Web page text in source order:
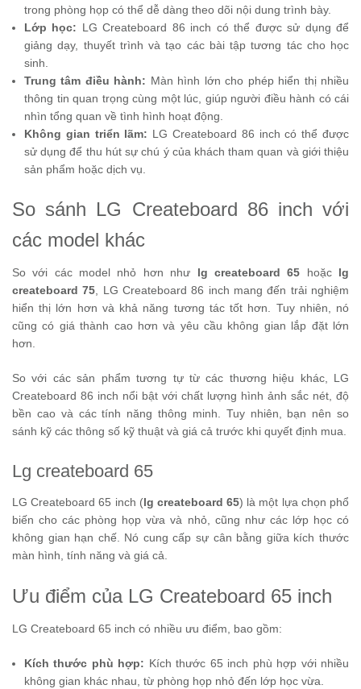
trong phòng họp có thể dễ dàng theo dõi nội dung trình bày.
Lớp học: LG Createboard 86 inch có thể được sử dụng để
giảng dạy, thuyết trình và tạo các bài tập tương tác cho học
sinh.
Trung tâm điều hành: Màn hình lớn cho phép hiển thị nhiều
thông tin quan trọng cùng một lúc, giúp người điều hành có cái
nhìn tổng quan về tình hình hoạt động.
Không gian triển lãm: LG Createboard 86 inch có thể được
sử dụng để thu hút sự chú ý của khách tham quan và giới thiệu
sản phẩm hoặc dịch vụ.
So sánh LG Createboard 86 inch với
các model khác
So với các model nhỏ hơn như lg createboard 65 hoặc lg
createboard 75 , LG Createboard 86 inch mang đến trải nghiệm
hiển thị lớn hơn và khả năng tương tác tốt hơn. Tuy nhiên, nó
cũng có giá thành cao hơn và yêu cầu không gian lắp đặt lớn
hơn.
So với các sản phẩm tương tự từ các thương hiệu khác, LG
Createboard 86 inch nổi bật với chất lượng hình ảnh sắc nét, độ
bền cao và các tính năng thông minh. Tuy nhiên, bạn nên so
sánh kỹ các thông số kỹ thuật và giá cả trước khi quyết định mua.
Lg createboard 65
LG Createboard 65 inch (lg createboard 65) là một lựa chọn phổ
biến cho các phòng họp vừa và nhỏ, cũng như các lớp học có
không gian hạn chế. Nó cung cấp sự cân bằng giữa kích thước
màn hình, tính năng và giá cả.
Ưu điểm của LG Createboard 65 inch
LG Createboard 65 inch có nhiều ưu điểm, bao gồm:
Kích thước phù hợp: Kích thước 65 inch phù hợp với nhiều
không gian khác nhau, từ phòng họp nhỏ đến lớp học vừa.